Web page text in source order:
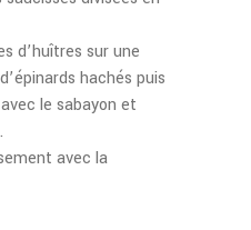
d’huîtres sur une
hachés puis
le sabayon et
avec la